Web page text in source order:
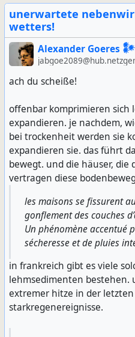
unerwartete
wetters!
Alexander Goeres 𒀯
ach du scheiße!
offenbar komprimieren sich
expandieren. je nachdem,
bei trockenheit werden sie
expandieren sie. das führt
bewegt. und die häuser, die
vertragen diese
les maisons se fissurent
gonflement des couches
Un phénomène accentué
sécheresse et de pluies
in frankreich gibt es viele
lehmsedimenten
extremer hitze in der
starkregenereignisse.